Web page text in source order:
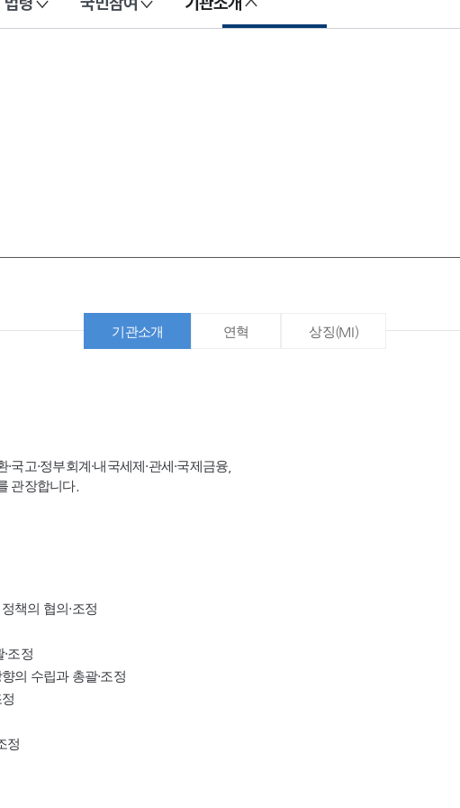
기관소개 연혁 상징(MI)
고·정부회계·내국세제·관세·국제금융,
관장합니다.
책의 협의·조정
조정
의 수립과 총괄·조정
정